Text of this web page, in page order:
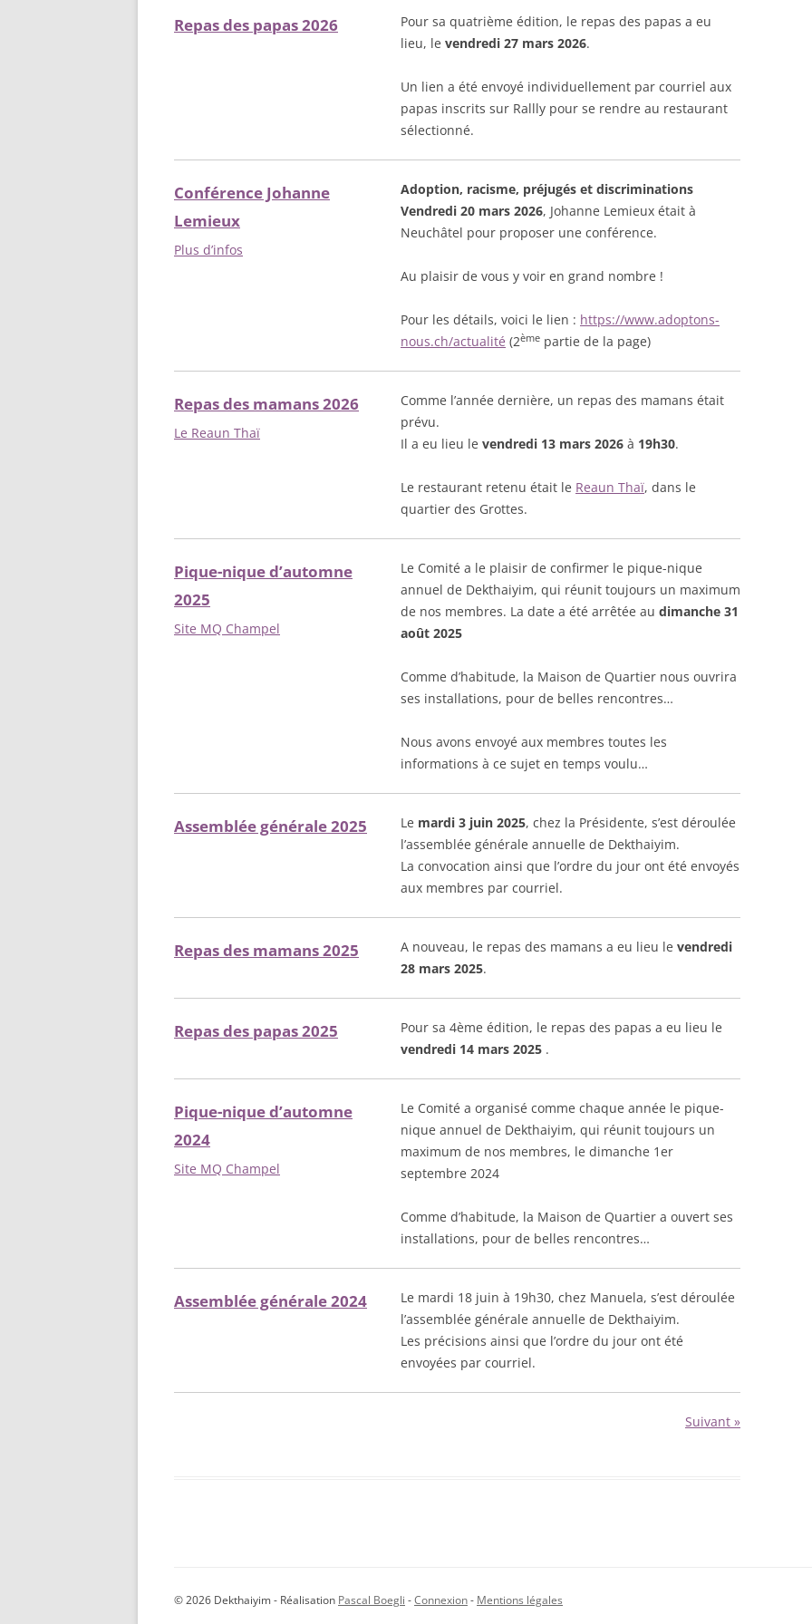
Repas des papas 2026
Pour sa quatrième édition, le repas des papas a eu
lieu, le vendredi 27 mars 2026.
Un lien a été envoyé individuellement par courriel aux
papas inscrits sur Rallly pour se rendre au restaurant
sélectionné.
Conférence Johanne
Lemieux
Plus d’infos
Adoption, racisme, préjugés et discriminations
Vendredi 20 mars 2026, Johanne Lemieux était à
Neuchâtel pour proposer une conférence.
Au plaisir de vous y voir en grand nombre !
Pour les détails, voici le lien : https://www.adoptons-
nous.ch/actualité (2ème partie de la page)
Repas des mamans 2026
Le Reaun Thaï
Comme l’année dernière, un repas des mamans était
prévu.
Il a eu lieu le vendredi 13 mars 2026 à 19h30.
Le restaurant retenu était le Reaun Thaï, dans le
quartier des Grottes.
Pique-nique d’automne
2025
Site MQ Champel
Le Comité a le plaisir de confirmer le pique-nique
annuel de Dekthaiyim, qui réunit toujours un maximum
de nos membres. La date a été arrêtée au dimanche 31
août 2025
Comme d’habitude, la Maison de Quartier nous ouvrira
ses installations, pour de belles rencontres…
Nous avons envoyé aux membres toutes les
informations à ce sujet en temps voulu…
Assemblée générale 2025 Le mardi 3 juin 2025, chez la Présidente, s’est déroulée
l’assemblée générale annuelle de Dekthaiyim.
La convocation ainsi que l’ordre du jour ont été envoyés
aux membres par courriel.
Repas des mamans 2025 A nouveau, le repas des mamans a eu lieu le vendredi
28 mars 2025.
Repas des papas 2025
Pour sa 4ème édition, le repas des papas a eu lieu le
vendredi 14 mars 2025 .
Pique-nique d’automne
2024
Site MQ Champel
Le Comité a organisé comme chaque année le pique-
nique annuel de Dekthaiyim, qui réunit toujours un
maximum de nos membres, le dimanche 1er
septembre 2024
Comme d’habitude, la Maison de Quartier a ouvert ses
installations, pour de belles rencontres…
Assemblée générale 2024
Le mardi 18 juin à 19h30, chez Manuela, s’est déroulée
l’assemblée générale annuelle de Dekthaiyim.
Les précisions ainsi que l’ordre du jour ont été
envoyées par courriel.
Suivant »
© 2026 Dekthaiyim - Réalisation Pascal Boegli -Connexion- Mentions légales